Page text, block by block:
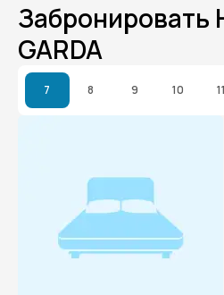
Забронировать
GARDA
7 8 9 10 11